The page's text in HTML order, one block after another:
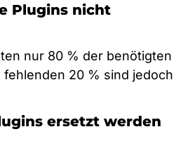
Plugins nicht
nur 80 % der benötigten
fehlenden 20 % sind jedoch
ersetzt werden